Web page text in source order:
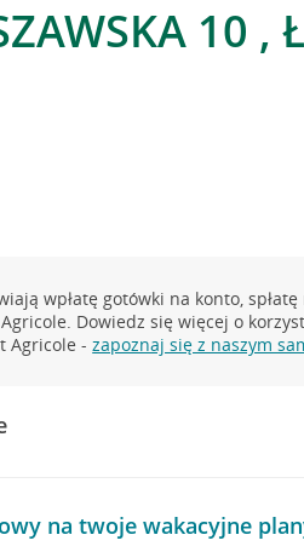
10 ,
wpłatę gotówki na konto,
Dowiedz się więcej o
Agricole -zapoznaj się z naszym
na twoje wakacyjne